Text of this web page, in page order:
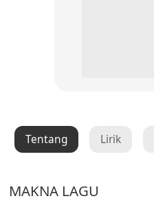
Tentang Lirik
MAKNA LAGU